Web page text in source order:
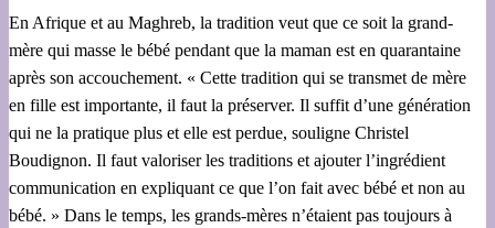
En Afrique et au Maghreb, la tradition veut que ce soit la grand-
mère qui masse le bébé pendant que la maman est en quarantaine
après son accouchement. « Cette tradition qui se transmet de mère
en fille est importante, il faut la préserver. Il suffit d’une génération
qui ne la pratique plus et elle est perdue, souligne Christel
Boudignon. Il faut valoriser les traditions et ajouter l’ingrédient
communication en expliquant ce que l’on fait avec bébé et non au
bébé. » Dans le temps, les grands-mères n’étaient pas toujours à